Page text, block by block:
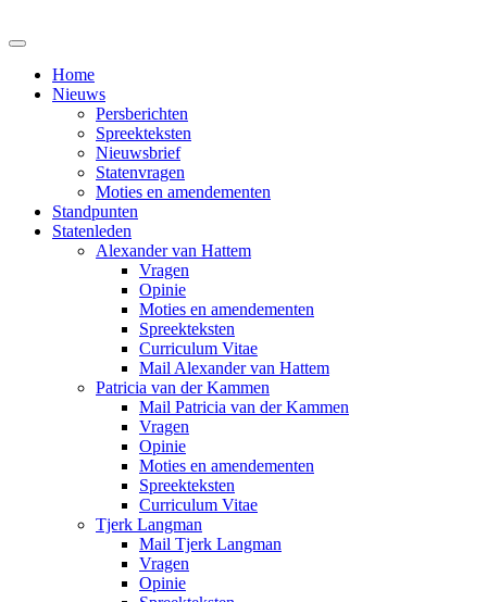
Home
Nieuws
Persberichten
Spreekteksten
Nieuwsbrief
Statenvragen
Moties en amendementen
Standpunten
Statenleden
Alexander van Hattem
Vragen
Opinie
Moties en amendementen
Spreekteksten
Curriculum Vitae
Mail Alexander van Hattem
Patricia van der Kammen
Mail Patricia van der Kammen
Vragen
Opinie
Moties en amendementen
Spreekteksten
Curriculum Vitae
Tjerk Langman
Mail Tjerk Langman
Vragen
Opinie